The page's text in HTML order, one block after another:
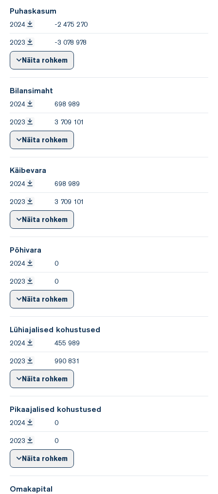
Puhaskasum
2024 -2 475 270
2023 -3 078 978
Näita rohkem
Bilansimaht
2024 698 989
2023 3 709 101
Näita rohkem
Käibevara
2024 698 989
2023 3 709 101
Näita rohkem
Põhivara
2024 0
2023 0
Näita rohkem
Lühiajalised kohustused
2024 455 989
2023 990 831
Näita rohkem
Pikaajalised kohustused
2024 0
2023 0
Näita rohkem
Omakapital